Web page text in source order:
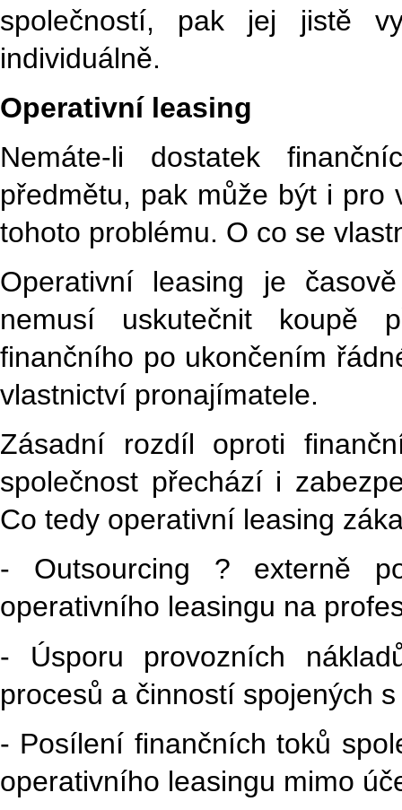
společností, pak jej jistě
individuálně.
Operativní leasing
Nemáte-li dostatek
předmětu, pak může být i
tohoto problému. O co se
Operativní leasing je
nemusí uskutečnit koupě
finančního po ukončením
vlastnictví pronajímatele.
Zásadní rozdíl oproti
společnost přechází i
Co tedy operativní leasing
- Outsourcing ? externě
operativního leasingu na
- Úsporu provozních
procesů a činností spojených
- Posílení finančních toků
operativního leasingu mimo